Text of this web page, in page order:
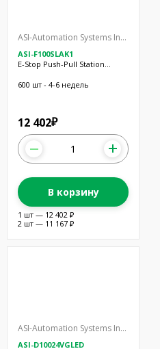
ASI-Automation Systems Interconnect
ASI-F100SLAK1
E-Stop Push-Pull Station
600 шт - 4-6 недель
12 402₽
В корзину
1 шт — 12 402 ₽
2 шт — 11 167 ₽
ASI-Automation Systems Interconnect
ASI-D10024VGLED